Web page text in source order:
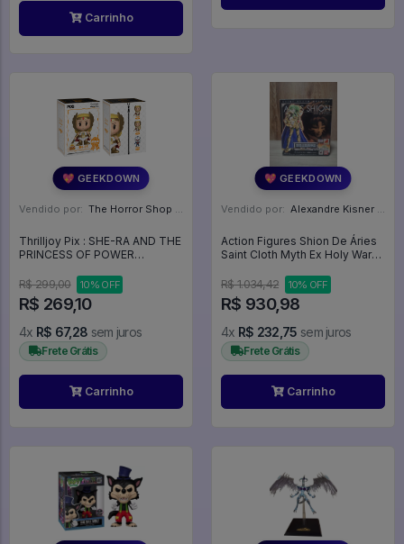
Carrinho
💖 GEEKDOWN
Vendido por: The Horror Shop - Colecionáveis - MG
Thrilljoy Pix : SHE-RA AND THE
PRINCESS OF POWER
Masters Of The Universe
R$ 299,00 10% OFF
R$ 269,10
4x R$ 67,28 sem juros
Frete Grátis
Carrinho
💖 GEEKDOWN
Vendido por: Alexandre Kisner - PR
Action Figures Shion De Áries
Saint Cloth Myth Ex Holy War
Saint Seiya
R$ 1.034,42 10% OFF
R$ 930,98
4x R$ 232,75 sem juros
Frete Grátis
Carrinho